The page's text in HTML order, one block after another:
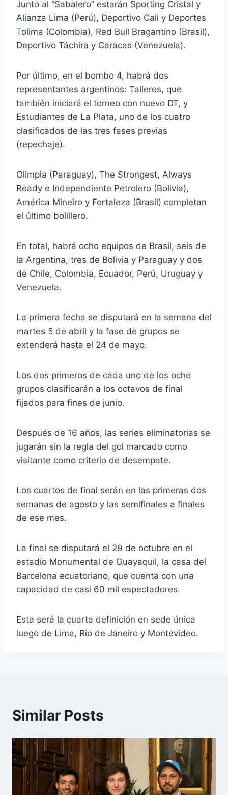
Junto al “Sabalero” estarán Sporting Cristal y
Alianza Lima (Perú), Deportivo Cali y Deportes
Tolima (Colombia), Red Bull Bragantino (Brasil),
Deportivo Táchira y Caracas (Venezuela).
Por último, en el bombo 4, habrá dos
representantes argentinos: Talleres, que
también iniciará el torneo con nuevo DT, y
Estudiantes de La Plata, uno de los cuatro
clasificados de las tres fases previas
(repechaje).
Olimpia (Paraguay), The Strongest, Always
Ready e Independiente Petrolero (Bolivia),
América Mineiro y Fortaleza (Brasil) completan
el último bolillero.
En total, habrá ocho equipos de Brasil, seis de
la Argentina, tres de Bolivia y Paraguay y dos
de Chile, Colombia, Ecuador, Perú, Uruguay y
Venezuela.
La primera fecha se disputará en la semana del
martes 5 de abril y la fase de grupos se
extenderá hasta el 24 de mayo.
Los dos primeros de cada uno de los ocho
grupos clasificarán a los octavos de final
fijados para fines de junio.
Después de 16 años, las series eliminatorias se
jugarán sin la regla del gol marcado como
visitante como criterio de desempate.
Los cuartos de final serán en las primeras dos
semanas de agosto y las semifinales a finales
de ese mes.
La final se disputará el 29 de octubre en el
estadio Monumental de Guayaquil, la casa del
Barcelona ecuatoriano, que cuenta con una
capacidad de casi 60 mil espectadores.
Esta será la cuarta definición en sede única
luego de Lima, Río de Janeiro y Montevideo.
Similar Posts